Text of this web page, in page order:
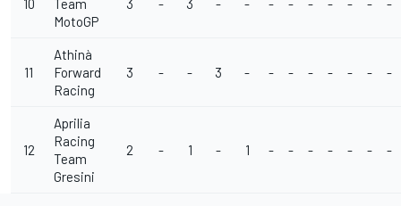
10
Team
MotoGP
3 - 3 - - - - - - - - -
11
Athinà
Forward
Racing
3 - - 3 - - - - - - - -
12
Aprilia
Racing
Team
Gresini
2 - 1 - 1 - - - - - - -